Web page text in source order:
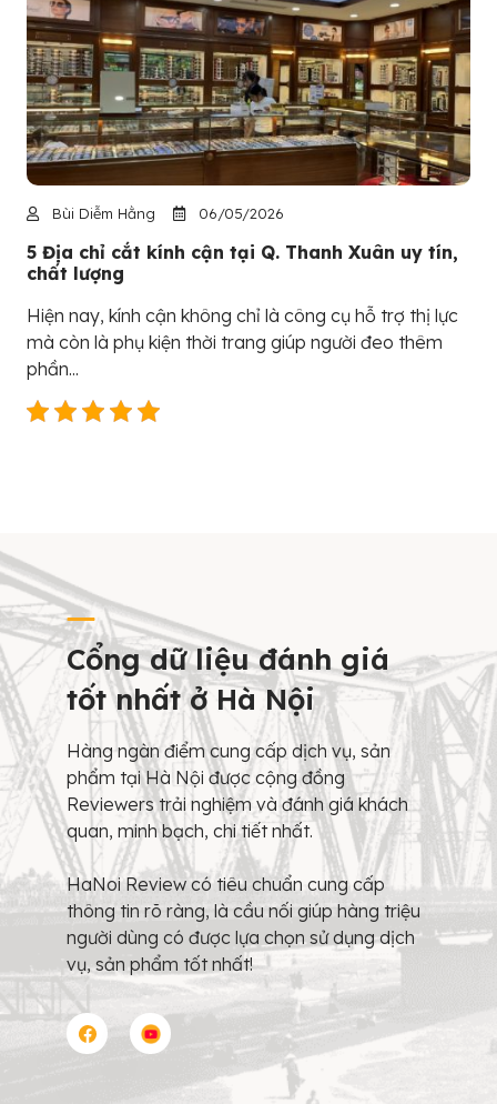
Bùi Diễm Hằng 06/05/2026
5 Địa chỉ cắt kính cận tại Q. Thanh Xuân uy tín,
chất lượng
Hiện nay, kính cận không chỉ là công cụ hỗ trợ thị lực
mà còn là phụ kiện thời trang giúp người đeo thêm
phần...
Cổng dữ liệu đánh giá
tốt nhất ở Hà Nội
Hàng ngàn điểm cung cấp dịch vụ, sản
phẩm tại Hà Nội được cộng đồng
Reviewers trải nghiệm và đánh giá khách
quan, minh bạch, chi tiết nhất.
HaNoi Review có tiêu chuẩn cung cấp
thông tin rõ ràng, là cầu nối giúp hàng triệu
người dùng có được lựa chọn sử dụng dịch
vụ, sản phẩm tốt nhất!